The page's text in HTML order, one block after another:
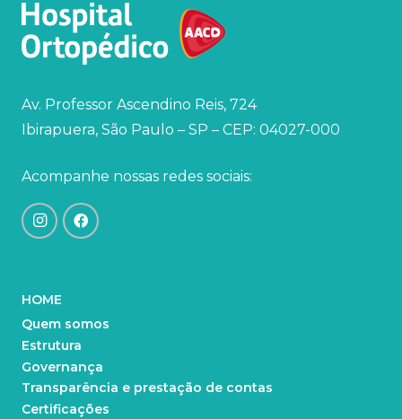
Av. Professor Ascendino Reis, 724
Ibirapuera, São Paulo – SP – CEP: 04027-000
Acompanhe nossas redes sociais:
HOME
Quem somos
Estrutura
Governança
Transparência e prestação de contas
Certificações